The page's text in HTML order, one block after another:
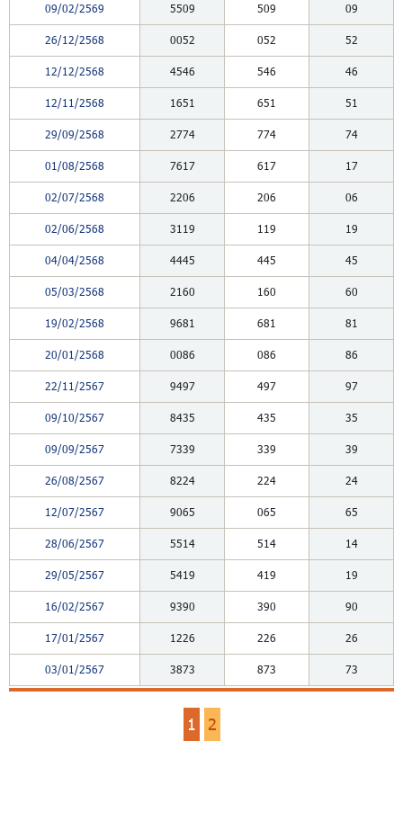
09/02/2569 5509 509 09
26/12/2568 0052 052 52
12/12/2568 4546 546 46
12/11/2568 1651 651 51
29/09/2568 2774 774 74
01/08/2568 7617 617 17
02/07/2568 2206 206 06
02/06/2568 3119 119 19
04/04/2568 4445 445 45
05/03/2568 2160 160 60
19/02/2568 9681 681 81
20/01/2568 0086 086 86
22/11/2567 9497 497 97
09/10/2567 8435 435 35
09/09/2567 7339 339 39
26/08/2567 8224 224 24
12/07/2567 9065 065 65
28/06/2567 5514 514 14
29/05/2567 5419 419 19
16/02/2567 9390 390 90
17/01/2567 1226 226 26
03/01/2567 3873 873 73
1 2